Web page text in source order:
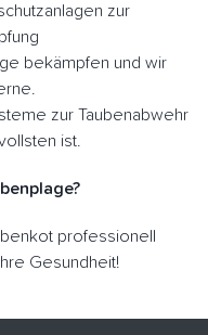
zur
bekämpfen und wir
zur Taubenabwehr
ist.
professionell
Gesundheit!